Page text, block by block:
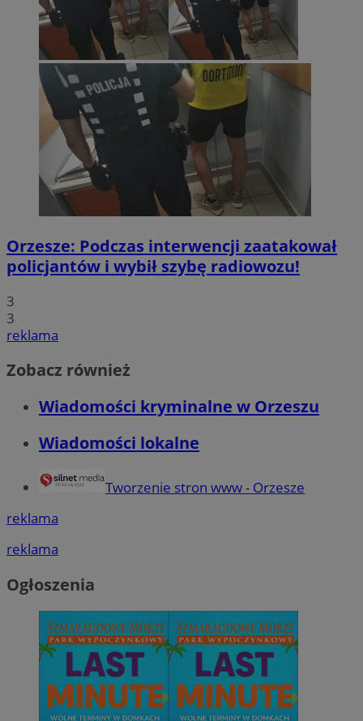
Orzesze: Podczas interwencji zaatakował
policjantów i wybił szybę radiowozu!
3
3
reklama
Zobacz również
Wiadomości kryminalne w Orzeszu
Wiadomości lokalne
Tworzenie stron www - Orzesze
reklama
reklama
Ogłoszenia